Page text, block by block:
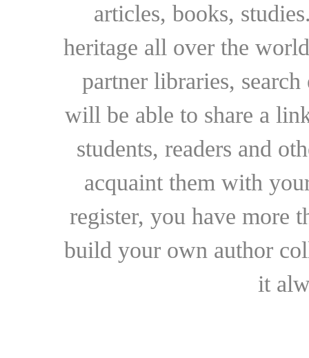
articles, books,
heritage all over the
partner libraries,
will be able to share a
students, readers and
acquaint them with
register, you have more
build your own author
it